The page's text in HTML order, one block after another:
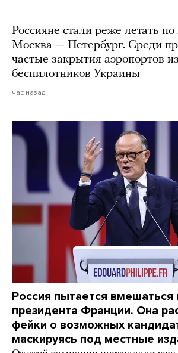
Россияне стали реже летать
Москва — Петербург. Среди
частые закрытия аэропортов
беспилотников Украины
час назад
Россия пытается
президента Франции. Она
фейки о возможных
маскируясь под местные